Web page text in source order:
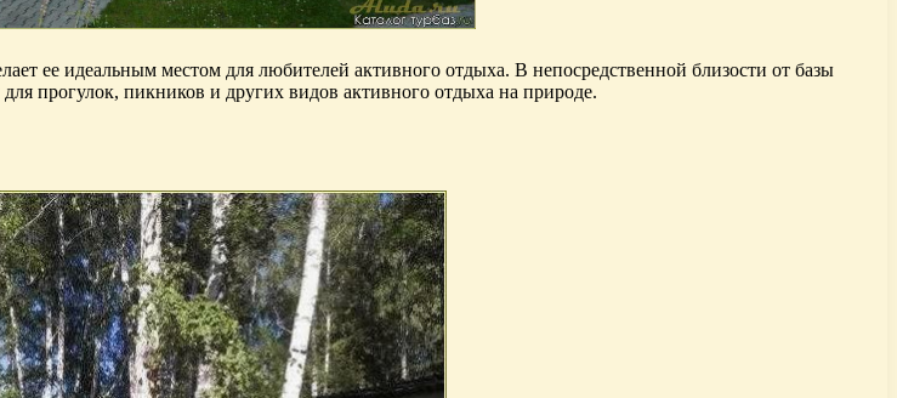
ее идеальным местом для любителей активного отдыха. В непосредственной близости от базы
прогулок, пикников и других видов активного отдыха на природе.